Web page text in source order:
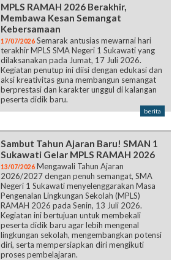
MPLS RAMAH 2026 Berakhir,
Membawa Kesan Semangat
Kebersamaan
17/07/2026 Semarak antusias mewarnai hari
terakhir MPLS SMA Negeri 1 Sukawati yang
dilaksanakan pada Jumat, 17 Juli 2026.
Kegiatan penutup ini diisi dengan edukasi dan
aksi kreativitas guna membangun semangat
berprestasi dan karakter unggul di kalangan
peserta didik baru.
berita
Sambut Tahun Ajaran Baru! SMAN 1
Sukawati Gelar MPLS RAMAH 2026
13/07/2026 Mengawali Tahun Ajaran
2026/2027 dengan penuh semangat, SMA
Negeri 1 Sukawati menyelenggarakan Masa
Pengenalan Lingkungan Sekolah (MPLS)
RAMAH 2026 pada Senin, 13 Juli 2026.
Kegiatan ini bertujuan untuk membekali
peserta didik baru agar lebih mengenal
lingkungan sekolah, mengembangkan potensi
diri, serta mempersiapkan diri mengikuti
proses pembelajaran.